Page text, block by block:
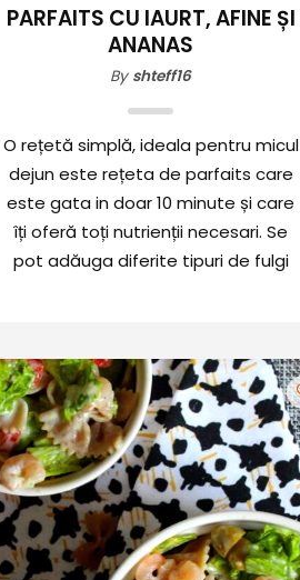
PARFAITS CU IAURT, AFINE ȘI
ANANAS
By shteff16
O rețetă simplă, ideala pentru micul
dejun este rețeta de parfaits care
este gata in doar 10 minute și care
îți oferă toți nutrienții necesari. Se
pot adăuga diferite tipuri de fulgi